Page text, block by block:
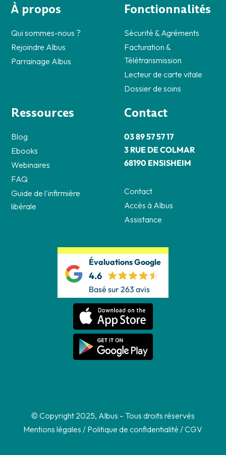
À propos
Qui sommes-nous ?
Rejoindre Albus
Parrainage Albus
Fonctionnalités
Sécurité & Agréments
Facturation &
Télétransmission
Lecteur de carte vitale
Dossier de soins
Ressources
Blog
Ebooks
Webinaires
FAQ
Guide de l'infirmière
libérale
Contact
03 89 57 57 17
3 RUE DE COLMAR
68190 ENSISHEIM
Contact
Accès à Albus
Assistance
Évaluations Google
4.6
Basé sur 263 avis
© Copyright 2025, Albus – Tous droits réservés
Mentions légales / Politique de confidentialité /CGV